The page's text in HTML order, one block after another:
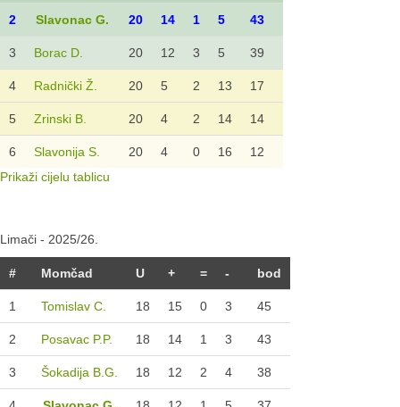
2 Slavonac G. 20 14 1 5 43
3 Borac D. 20 12 3 5 39
4 Radnički Ž. 20 5 2 13 17
5 Zrinski B. 20 4 2 14 14
6 Slavonija S. 20 4 0 16
12
Prikaži cijelu tablicu
Limači - 2025/26.
# Momčad U + = - bod
1 Tomislav C. 18 15 0 3 45
2 Posavac P.P. 18 14 1 3 43
3 Šokadija B.G. 18 12 2 4 38